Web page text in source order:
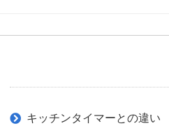
キッチンタイマーとの違い